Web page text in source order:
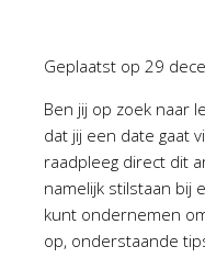
Geplaatst op 29
Ben jij op zoek naar
dat jij een date gaat
raadpleeg direct dit
namelijk stilstaan bij
kunt ondernemen
op, onderstaande